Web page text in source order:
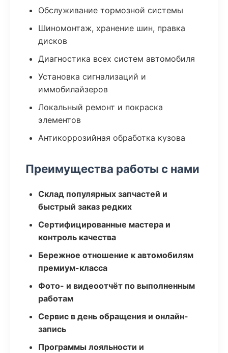
Обслуживание тормозной системы
Шиномонтаж, хранение шин, правка
дисков
Диагностика всех систем автомобиля
Установка сигнализаций и
иммобилайзеров
Локальный ремонт и покраска
элементов
Антикоррозийная обработка кузова
Преимущества работы с нами
Склад популярных запчастей и
быстрый заказ редких
Сертифицированные мастера и
контроль качества
Бережное отношение к автомобилям
премиум-класса
Фото- и видеоотчёт по выполненным
работам
Сервис в день обращения и онлайн-
запись
Программы лояльности и